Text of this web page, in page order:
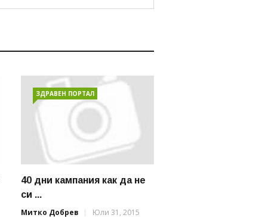
ЗДРАВЕН ПОРТАЛ
40 дни кампания как да не
си ...
Митко Добрев
Юли 31, 2015